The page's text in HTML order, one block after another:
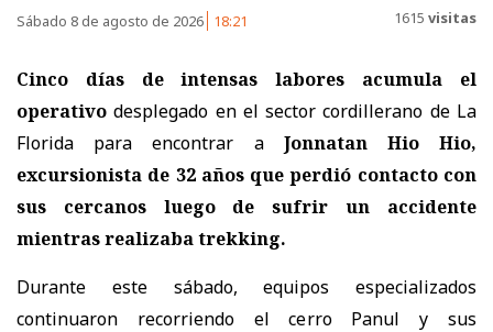
Sábado 8 de agosto de 2026 18:21 1615 visitas
Cinco días de intensas labores acumula el
operativo desplegado en el sector cordillerano de La
Florida para encontrar a Jonnatan Hio Hio,
excursionista de 32 años que perdió contacto con
sus cercanos luego de sufrir un accidente
mientras realizaba trekking.
Durante este sábado, equipos especializados
continuaron recorriendo el cerro Panul y sus